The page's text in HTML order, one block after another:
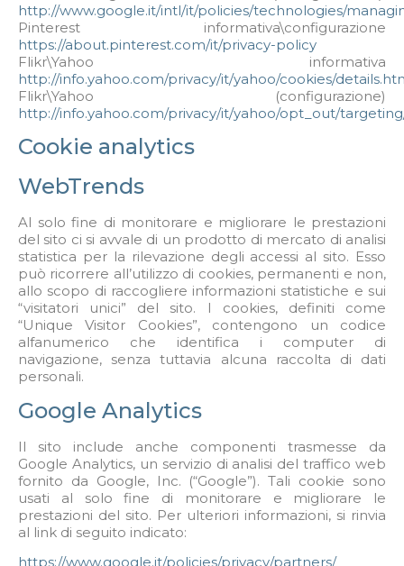
http://www.google.it/intl/it/policies/technologies/
Pinterest informativa\configurazione
https://about.pinterest.com/it/privacy-policy
Flikr\Yahoo informativa
http://info.yahoo.com/privacy/it/yahoo/cookies/
Flikr\Yahoo (configurazione)
http://info.yahoo.com/privacy/it/yahoo/opt_out/
Cookie analytics
WebTrends
Al solo fine di monitorare e migliorare le prestazioni
del sito ci si avvale di un prodotto di mercato di analisi
statistica per la rilevazione degli accessi al sito. Esso
può ricorrere all’utilizzo di cookies, permanenti e non,
allo scopo di raccogliere informazioni statistiche e sui
“visitatori unici” del sito. I cookies, definiti come
“Unique Visitor Cookies”, contengono un codice
alfanumerico che identifica i computer di
navigazione, senza tuttavia alcuna raccolta di dati
personali.
Google Analytics
Il sito include anche componenti trasmesse da
Google Analytics, un servizio di analisi del traffico web
fornito da Google, Inc. (“Google”). Tali cookie sono
usati al solo fine di monitorare e migliorare le
prestazioni del sito. Per ulteriori informazioni, si rinvia
al link di seguito indicato:
https://www.google.it/policies/privacy/partners/